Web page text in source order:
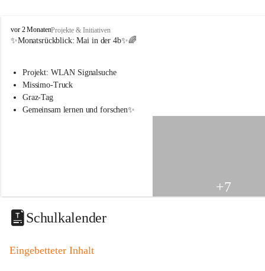
V
o
s
s
c
i
t
a
o
vor 2 MonatenProjekte & Initiativen
✨Monatsrückblick: Mai in der 4b✨🌈
Projekt: WLAN Signalsuche
Missimo-Truck
Graz-Tag
Gemeinsam lernen und forschen✨
+7
Schulkalender
Eingebetteter Inhalt